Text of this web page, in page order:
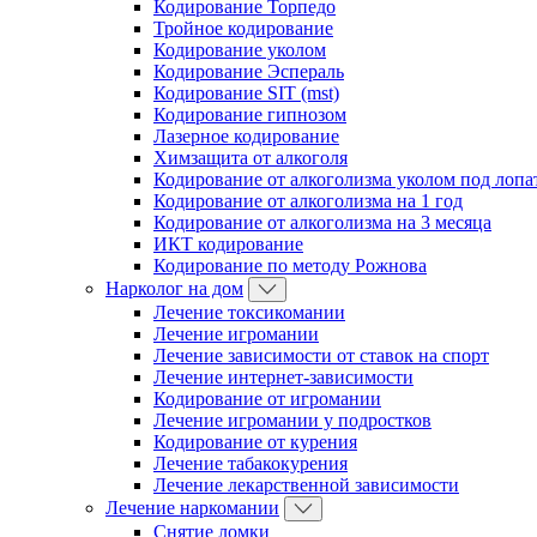
Кодирование Торпедо
Тройное кодирование
Кодирование уколом
Кодирование Эспераль
Кодирование SIT (mst)
Кодирование гипнозом
Лазерное кодирование
Химзащита от алкоголя
Кодирование от алкоголизма уколом под
Кодирование от алкоголизма на 1 год
Кодирование от алкоголизма на 3 месяца
ИКТ кодирование
Кодирование по методу Рожнова
Нарколог на дом
Лечение токсикомании
Лечение игромании
Лечение зависимости от ставок на спорт
Лечение интернет-зависимости
Кодирование от игромании
Лечение игромании у подростков
Кодирование от курения
Лечение табакокурения
Лечение лекарственной зависимости
Лечение наркомании
Снятие ломки